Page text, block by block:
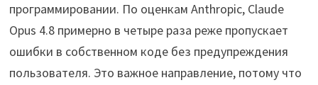
программировании. По оценкам Anthropic, Claude
Opus 4.8 примерно в четыре раза реже пропускает
ошибки в собственном коде без предупреждения
пользователя. Это важное направление, потому что